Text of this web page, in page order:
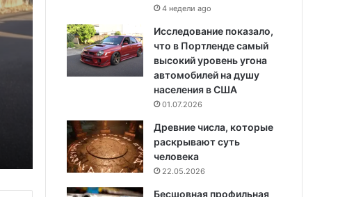
4 недели ago
Исследование показало,
что в Портленде самый
высокий уровень угона
автомобилей на душу
населения в США
01.07.2026
Древние числа, которые
раскрывают суть
человека
22.05.2026
Бесшовная профильная